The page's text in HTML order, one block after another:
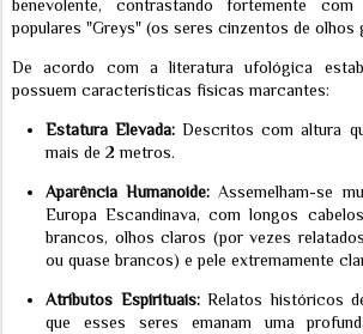
benevolente, contrastando fortemente
populares "Greys" (os seres cinzentos de olhos
De acordo com a literatura ufológica
possuem características físicas marcantes:
Estatura Elevada: Descritos com altura
mais de 2 metros.
Aparência Humanoide: Assemelham-se
Europa Escandinava, com longos
brancos, olhos claros (por vezes
ou quase brancos) e pele extremamente
Atributos Espirituais:Relatos históricos
que esses seres emanam uma